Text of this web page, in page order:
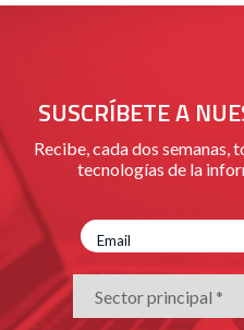
SUSCRÍBETE A
Recibe, cada dos semanas,
tecnologías de la